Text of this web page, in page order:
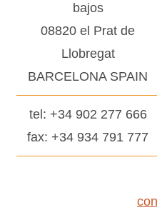
bajos
08820 el Prat de
Llobregat
BARCELONA SPAIN
tel: +34 902 277 666
fax: +34 934 791 777